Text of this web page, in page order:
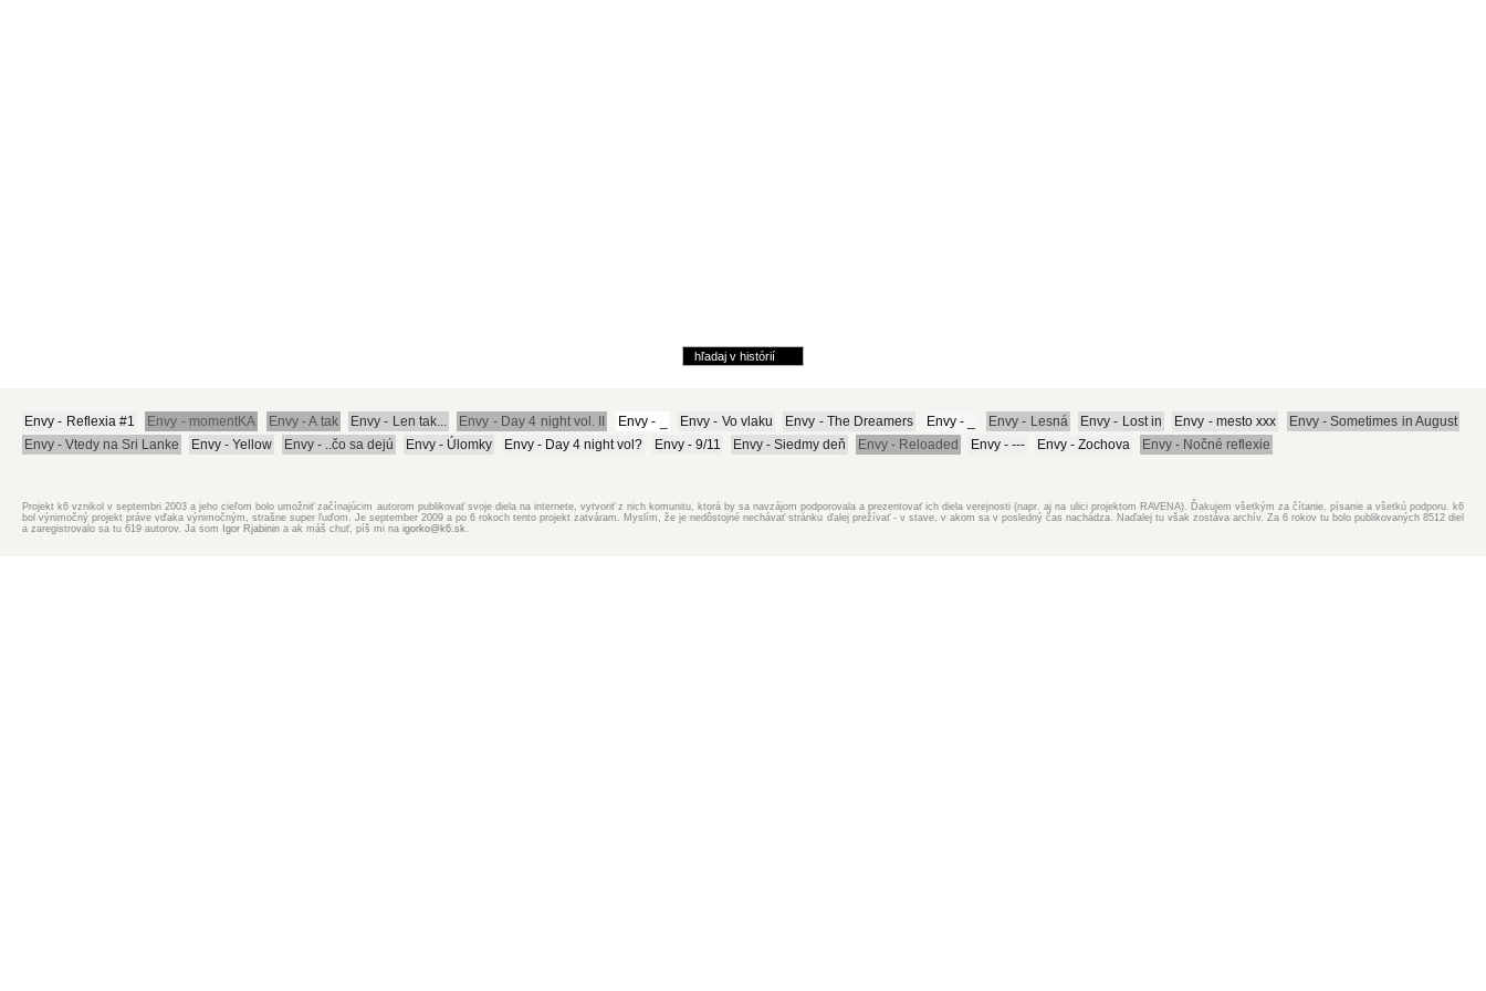
Envy - Reflexia #1 Envy - momentKA Envy - A tak Envy - Len tak... Envy - Day 4 night vol. II Envy - _ Envy - Vo vlaku Envy - The Dreamers Envy - _ Envy - Lesná Envy - Lost in Envy - mesto xxx
Envy - Sometimes in August
Envy - Vtedy na Sri Lanke
Envy - Yellow Envy - ..čo sa dejú Envy - Úlomky Envy - Day 4 night vol? Envy - 9/11 Envy - Siedmy deň Envy - Reloaded Envy - --- Envy - Zochova Envy - Nočné reflexie
Projekt k6 vznikol v septembri 2003 a jeho cieľom bolo umožniť začínajúcim autorom publikovať svoje diela na internete, vytvoriť z nich komunitu, ktorá by sa navzájom podporovala a prezentovať ich diela verejnosti (napr. aj na ulici projektom RAVENA). Ďakujem všetkým za čítanie, písanie a všetkú podporu. k6
bol výnimočný projekt práve vďaka výnimočným, strašne super ľuďom. Je september 2009 a po 6 rokoch tento projekt zatváram. Myslím, že je nedôstojné nechávať stránku ďalej prežívať - v stave, v akom sa v posledný čas nachádza. Naďalej tu však zostáva archív. Za 6 rokov tu bolo publikovaných 8512 diel
a zaregistrovalo sa tu 619 autorov. Ja som
Igor Rjabinin a ak máš chuť, píš mi na igorko@k6.sk